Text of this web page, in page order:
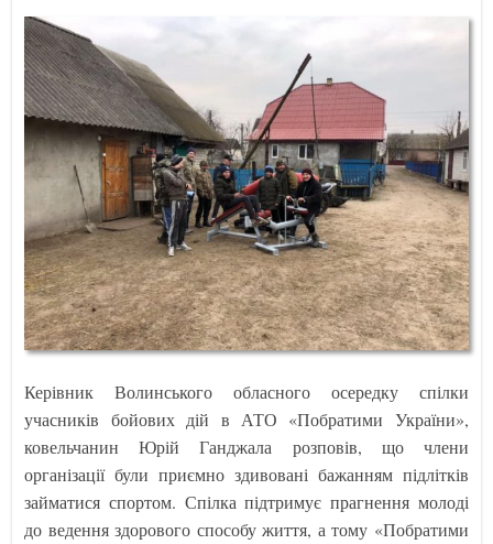
Керівник Волинського обласного осередку спілки
учасників бойових дій в АТО «Побратими України»,
ковельчанин Юрій Ганджала розповів, що члени
організації були приємно здивовані бажанням підлітків
займатися спортом. Спілка підтримує прагнення молоді
до ведення здорового способу життя, а тому «Побратими